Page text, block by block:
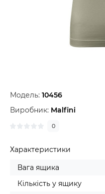
Модель: 10456
Виробник: Malfini
0
Характеристики
Вага ящика
Кількість у ящику